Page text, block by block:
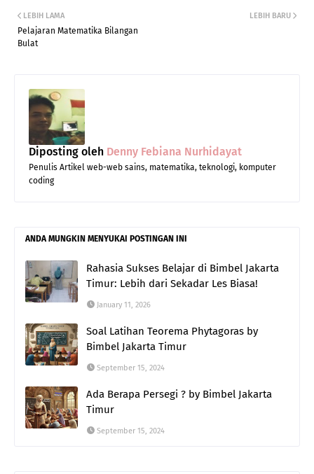
LEBIH BARU
LEBIH LAMA
Pelajaran Matematika Bilangan
Bulat
Diposting oleh Denny Febiana Nurhidayat
Penulis Artikel web-web sains, matematika, teknologi, komputer
coding
ANDA MUNGKIN MENYUKAI POSTINGAN INI
Rahasia Sukses Belajar di Bimbel Jakarta
Timur: Lebih dari Sekadar Les Biasa!
January 11, 2026
Soal Latihan Teorema Phytagoras by
Bimbel Jakarta Timur
September 15, 2024
Ada Berapa Persegi ? by Bimbel Jakarta
Timur
September 15, 2024